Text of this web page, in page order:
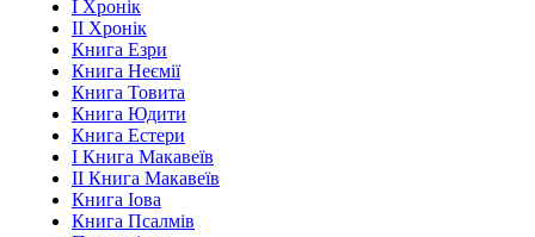
І Хронік
ІІ Хронік
Книга Езри
Книга Неємії
Книга Товита
Книга Юдити
Книга Естери
І Книга Макавеїв
ІІ Книга Макавеїв
Книга Іова
Книга Псалмів